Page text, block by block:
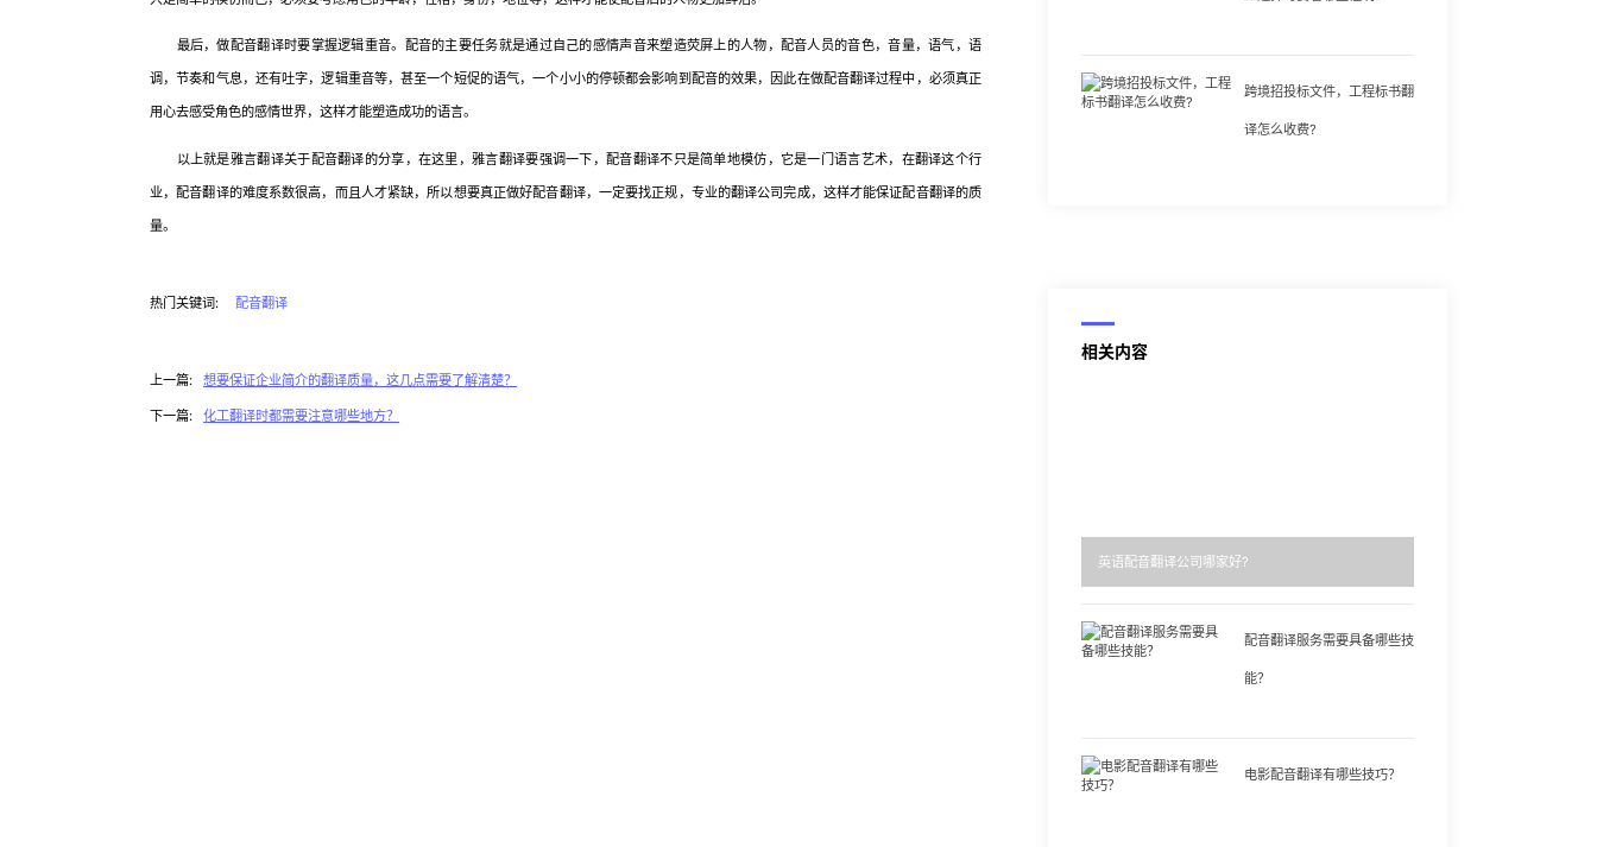
最后，做配音翻译时要掌握逻辑重音。配音的主要任务就是通过自己的感情声音来塑造荧屏上的人物，配音人员的音色，音量，语气，语
调，节奏和气息，还有吐字，逻辑重音等，甚至一个短促的语气，一个小小的停顿都会影响到配音的效果，因此在做配音翻译过程中，必须真正
用心去感受角色的感情世界，这样才能塑造成功的语言。
以上就是雅言翻译关于配音翻译的分享，在这里，雅言翻译要强调一下，配音翻译不只是简单地模仿，它是一门语言艺术，在翻译这个行
业，配音翻译的难度系数很高，而且人才紧缺，所以想要真正做好配音翻译，一定要找正规，专业的翻译公司完成，这样才能保证配音翻译的质
量。
热门关键词: 配音翻译
上一篇: 想要保证企业简介的翻译质量，这几点需要了解清楚？
下一篇: 化工翻译时都需要注意哪些地方？
跨境招投标文件，工程标书翻
译怎么收费?
相关内容
英语配音翻译公司哪家好?
配音翻译服务需要具备哪些技
能？
电影配音翻译有哪些技巧？